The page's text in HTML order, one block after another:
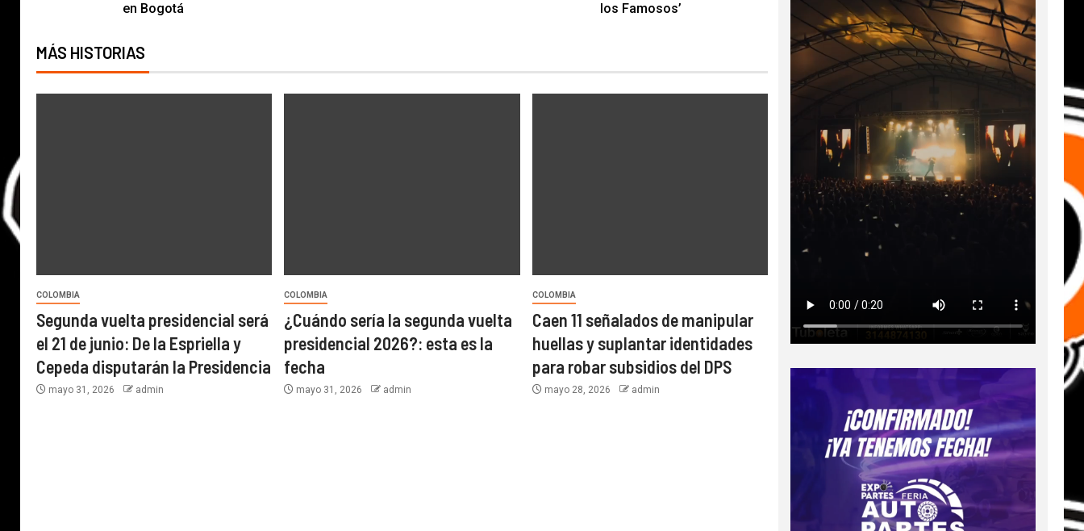
en Bogotá
los Famosos’
MÁS HISTORIAS
COLOMBIA
Segunda vuelta presidencial será
el 21 de junio: De la Espriella y
Cepeda disputarán la Presidencia
mayo 31, 2026 admin
COLOMBIA
¿Cuándo sería la segunda vuelta
presidencial 2026?: esta es la
fecha
mayo 31, 2026 admin
COLOMBIA
Caen 11 señalados de manipular
huellas y suplantar identidades
para robar subsidios del DPS
mayo 28, 2026 admin